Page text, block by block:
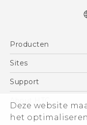
Deze website
het
Nederlands
Deutsch -
Producten
Telefoons
Vive
Accessoires
Sites
HTC Vive
Aan de slag
Support
Support voor
About HTC
ESG